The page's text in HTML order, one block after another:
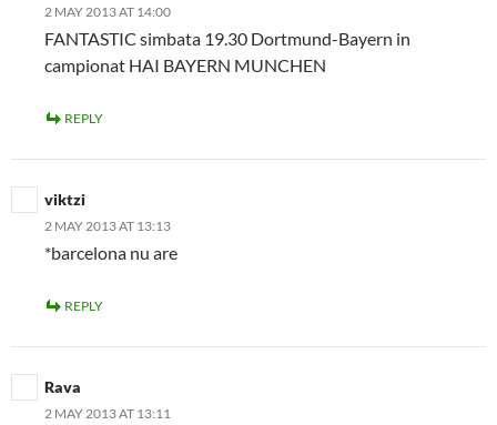
2 MAY 2013 AT 14:00
FANTASTIC simbata 19.30 Dortmund-Bayern in
campionat HAI BAYERN MUNCHEN
REPLY
viktzi
2 MAY 2013 AT 13:13
*barcelona nu are
REPLY
Rava
2 MAY 2013 AT 13:11